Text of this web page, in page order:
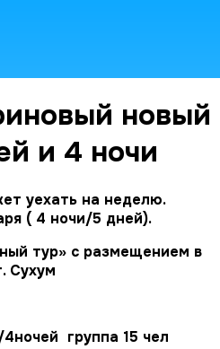
новый
и 4 ночи
уехать на неделю.
( 4 ночи/5 дней).
тур» с размещением в
Сухум
группа 15 чел